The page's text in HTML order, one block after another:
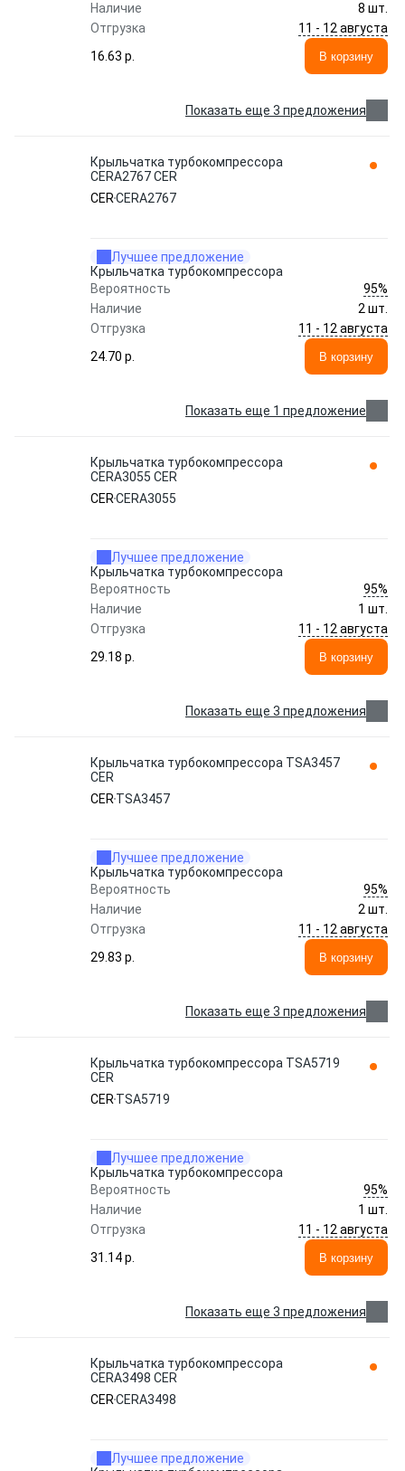
Наличие
8 шт.
Отгрузка
11 - 12 августа
16.63 p.
В корзину
Показать еще 3 предложения
Крыльчатка турбокомпрессора
CERA2767 CER
CERCERA2767
Лучшее предложение
Крыльчатка турбокомпрессора
Вероятность
95%
Наличие
2 шт.
Отгрузка
11 - 12 августа
24.70 p.
В корзину
Показать еще 1 предложение
Крыльчатка турбокомпрессора
CERA3055 CER
CERCERA3055
Лучшее предложение
Крыльчатка турбокомпрессора
Вероятность
95%
Наличие
1 шт.
Отгрузка
11 - 12 августа
29.18 p.
В корзину
Показать еще 3 предложения
Крыльчатка турбокомпрессора TSA3457
CER
CER TSA3457
Лучшее предложение
Крыльчатка турбокомпрессора
Вероятность
95%
Наличие
2 шт.
Отгрузка
11 - 12 августа
29.83 p.
В корзину
Показать еще 3 предложения
Крыльчатка турбокомпрессора TSA5719
CER
CER TSA5719
Лучшее предложение
Крыльчатка турбокомпрессора
Вероятность
95%
Наличие
1 шт.
Отгрузка
11 - 12 августа
31.14 p.
В корзину
Показать еще 3 предложения
Крыльчатка турбокомпрессора
CERA3498 CER
CERCERA3498
Лучшее предложение